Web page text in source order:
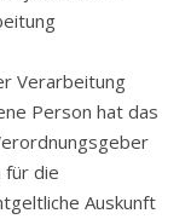
Verarbeitung
Person hat das
für die
Auskunft